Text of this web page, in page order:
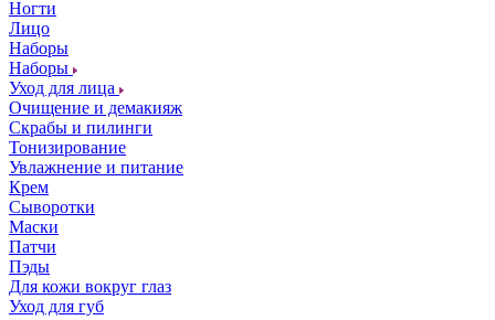
Ногти
Лицо
Наборы
Наборы
Уход для лица
Очищение и демакияж
Скрабы и пилинги
Тонизирование
Увлажнение и питание
Крем
Сыворотки
Маски
Патчи
Пэды
Для кожи вокруг глаз
Уход для губ